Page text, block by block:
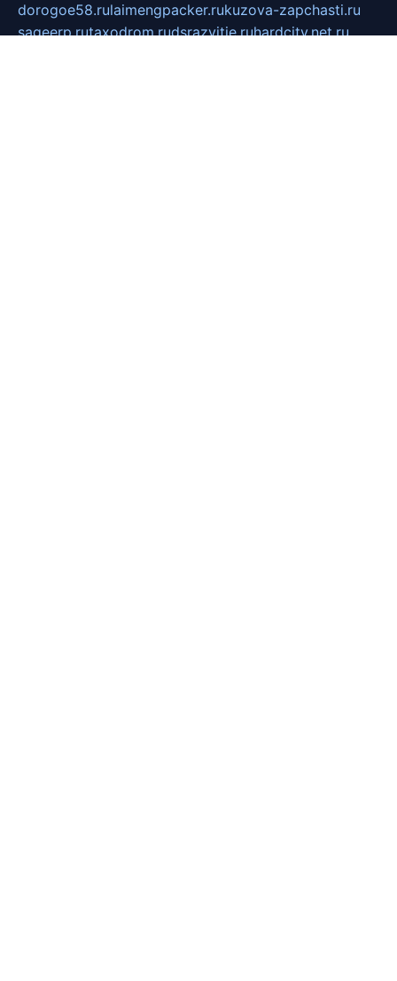
dorogoe58.rulaimengpacker.rukuzova-zapchasti.ru
sageerp.rutaxodrom.rudsrazvitie.ruhardcity.net.ru